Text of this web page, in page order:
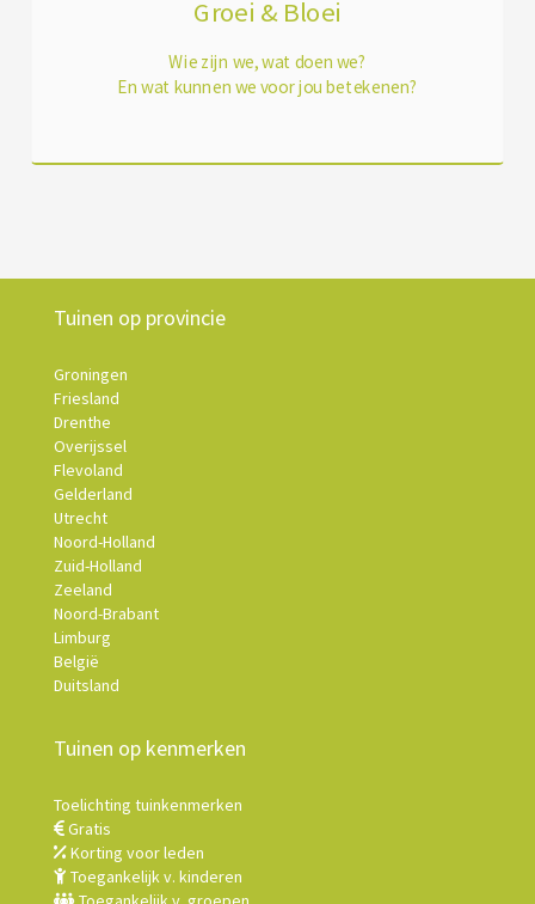
Groei & Bloei
Wie zijn we, wat doen we?
En wat kunnen we voor jou betekenen?
Tuinen op provincie
Groningen
Friesland
Drenthe
Overijssel
Flevoland
Gelderland
Utrecht
Noord-Holland
Zuid-Holland
Zeeland
Noord-Brabant
Limburg
België
Duitsland
Tuinen op kenmerken
Toelichting tuinkenmerken
Gratis
Korting voor leden
Toegankelijk v. kinderen